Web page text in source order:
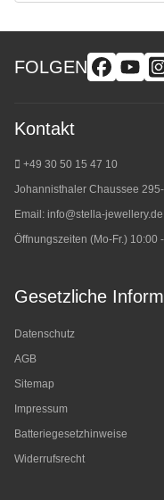
FOLGEN
Kontakt
+49 30 50 15 47 10
Johannisthaler Chaussee
Email: info@stella-jewellery.de
Öffnungszeiten (Mo-Fr.) 10:00
Gesetzliche
Datenschutz
AGB
Sitemap
Impressum
Batteriegesetzhinweise
Widerrufsrecht